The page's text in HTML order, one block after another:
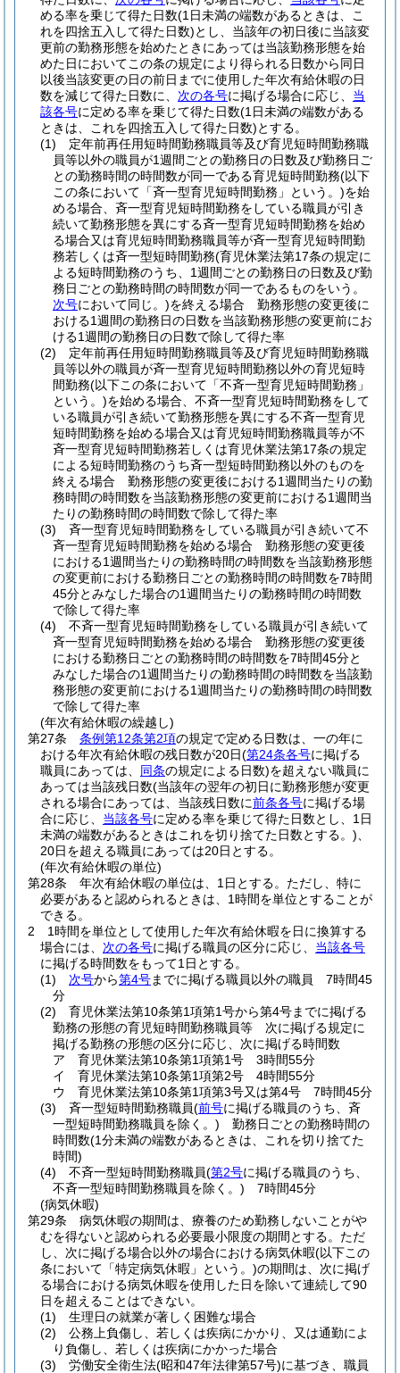
める率を乗じて得た日数(1日未満の端数があるときは、こ
れを四捨五入して得た日数)とし、当該年の初日後に当該変
更前の勤務形態を始めたときにあっては当該勤務形態を始
めた日においてこの条の規定により得られる日数から同日
以後当該変更の日の前日までに使用した年次有給休暇の日
数を減じて得た日数に、 次の各号に掲げる場合に応じ、 当
該各号に定める率を乗じて得た日数(1日未満の端数がある
ときは、これを四捨五入して得た日数)とする。
(1)
定年前再任用短時間勤務職員等及び育児短時間勤務職
員等以外の職員が1週間ごとの勤務日の日数及び勤務日ご
との勤務時間の時間数が同一である育児短時間勤務(以下
この条において「斉一型育児短時間勤務」という。)を始
める場合、斉一型育児短時間勤務をしている職員が引き
続いて勤務形態を異にする斉一型育児短時間勤務を始め
る場合又は育児短時間勤務職員等が斉一型育児短時間勤
務若しくは斉一型短時間勤務(育児休業法第17条の規定に
よる短時間勤務のうち、1週間ごとの勤務日の日数及び勤
務日ごとの勤務時間の時間数が同一であるものをいう。
次号において同じ。)を終える場合 勤務形態の変更後に
おける1週間の勤務日の日数を当該勤務形態の変更前にお
ける1週間の勤務日の日数で除して得た率
(2)
定年前再任用短時間勤務職員等及び育児短時間勤務職
員等以外の職員が斉一型育児短時間勤務以外の育児短時
間勤務(以下この条において「不斉一型育児短時間勤務」
という。)を始める場合、不斉一型育児短時間勤務をして
いる職員が引き続いて勤務形態を異にする不斉一型育児
短時間勤務を始める場合又は育児短時間勤務職員等が不
斉一型育児短時間勤務若しくは育児休業法第17条の規定
による短時間勤務のうち斉一型短時間勤務以外のものを
終える場合 勤務形態の変更後における1週間当たりの勤
務時間の時間数を当該勤務形態の変更前における1週間当
たりの勤務時間の時間数で除して得た率
(3)
斉一型育児短時間勤務をしている職員が引き続いて不
斉一型育児短時間勤務を始める場合 勤務形態の変更後
における1週間当たりの勤務時間の時間数を当該勤務形態
の変更前における勤務日ごとの勤務時間の時間数を7時間
45分とみなした場合の1週間当たりの勤務時間の時間数
で除して得た率
(4)
不斉一型育児短時間勤務をしている職員が引き続いて
斉一型育児短時間勤務を始める場合 勤務形態の変更後
における勤務日ごとの勤務時間の時間数を7時間45分と
みなした場合の1週間当たりの勤務時間の時間数を当該勤
務形態の変更前における1週間当たりの勤務時間の時間数
で除して得た率
(年次有給休暇の繰越し)
第27条
条例第12条第2項の規定で定める日数は、一の年に
おける年次有給休暇の残日数が20日(第24条各号に掲げる
職員にあっては、 同条の規定による日数)を超えない職員に
あっては当該残日数(当該年の翌年の初日に勤務形態が変更
される場合にあっては、当該残日数に前条各号に掲げる場
合に応じ、 当該各号に定める率を乗じて得た日数とし、1日
未満の端数があるときはこれを切り捨てた日数とする。)
20日を超える職員にあっては20日とする。
(年次有給休暇の単位)
第28条
年次有給休暇の単位は、1日とする。 ただし、特に
必要があると認められるときは、1時間を単位とすることが
できる。
2
1時間を単位として使用した年次有給休暇を日に換算する
場合には、 次の各号に掲げる職員の区分に応じ、 当該各号
に掲げる時間数をもって1日とする。
(1)
次号から第4号までに掲げる職員以外の職員 7時間45
分
(2)
育児休業法第10条第1項第1号から第4号までに掲げる
勤務の形態の育児短時間勤務職員等 次に掲げる規定に
掲げる勤務の形態の区分に応じ、次に掲げる時間数
ア
育児休業法第10条第1項第1号 3時間55分
イ
育児休業法第10条第1項第2号 4時間55分
ウ
育児休業法第10条第1項第3号又は第4号 7時間45分
(3)
斉一型短時間勤務職員(前号に掲げる職員のうち、斉
一型短時間勤務職員を除く。) 勤務日ごとの勤務時間の
時間数(1分未満の端数があるときは、これを切り捨てた
時間)
(4)
不斉一型短時間勤務職員(第2号に掲げる職員のうち、
不斉一型短時間勤務職員を除く。) 7時間45分
(病気休暇)
第29条
病気休暇の期間は、療養のため勤務しないことがや
むを得ないと認められる必要最小限度の期間とする。 ただ
し、次に掲げる場合以外の場合における病気休暇(以下この
条において「特定病気休暇」という。)の期間は、次に掲げ
る場合における病気休暇を使用した日を除いて連続して90
日を超えることはできない。
(1)
生理日の就業が著しく困難な場合
(2)
公務上負傷し、若しくは疾病にかかり、又は通勤によ
り負傷し、若しくは疾病にかかった場合
(3)
労働安全衛生法(昭和47年法律第57号)に基づき、職員